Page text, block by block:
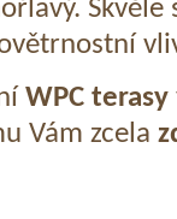
WPC terasy
Vám zcela